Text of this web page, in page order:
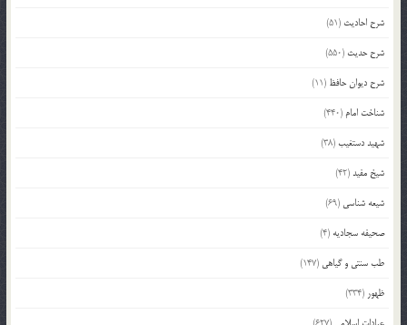
شرح احادیث (51)
شرح حدیث (550)
شرح دیوان حافظ (11)
شناخت امام (440)
شهید دستغیب(38)
شیخ مفید(42)
شیعه شناسی (69)
صحیفه سجادیه (4)
طب سنتی و گیاهی (147)
ظهور (334)